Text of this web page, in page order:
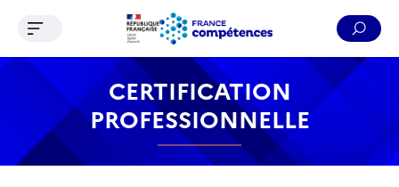
Contenu Recherche Menu Pied de page
Ouvrir le menu de navigation
CERTIFICATION
PROFESSIONNELLE